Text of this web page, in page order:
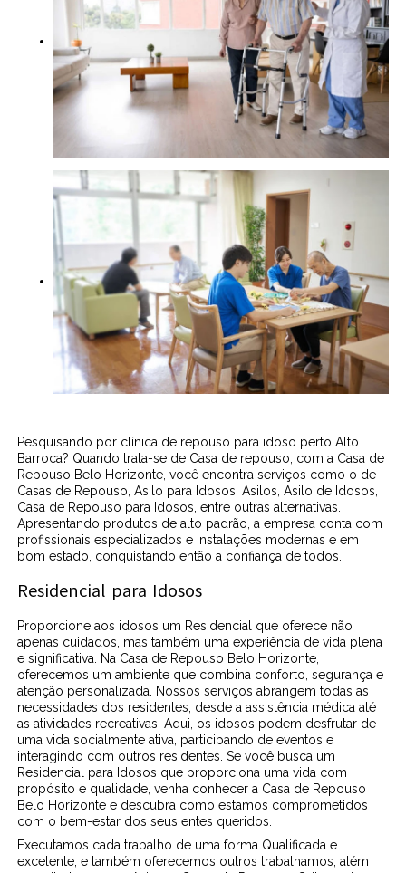
Pesquisando por clínica de repouso para idoso perto Alto
Barroca? Quando trata-se de Casa de repouso, com a Casa de
Repouso Belo Horizonte, você encontra serviços como o de
Casas de Repouso, Asilo para Idosos, Asilos, Asilo de Idosos,
Casa de Repouso para Idosos, entre outras alternativas.
Apresentando produtos de alto padrão, a empresa conta com
profissionais especializados e instalações modernas e em
bom estado, conquistando então a confiança de todos.
Residencial para Idosos
Proporcione aos idosos um Residencial que oferece não
apenas cuidados, mas também uma experiência de vida plena
e significativa. Na Casa de Repouso Belo Horizonte,
oferecemos um ambiente que combina conforto, segurança e
atenção personalizada. Nossos serviços abrangem todas as
necessidades dos residentes, desde a assistência médica até
as atividades recreativas. Aqui, os idosos podem desfrutar de
uma vida socialmente ativa, participando de eventos e
interagindo com outros residentes. Se você busca um
Residencial para Idosos que proporciona uma vida com
propósito e qualidade, venha conhecer a Casa de Repouso
Belo Horizonte e descubra como estamos comprometidos
com o bem-estar dos seus entes queridos.
Executamos cada trabalho de uma forma Qualificada e
excelente, e também oferecemos outros trabalhamos, além